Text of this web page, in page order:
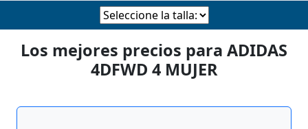
Los mejores precios para ADIDAS
4DFWD 4 MUJER